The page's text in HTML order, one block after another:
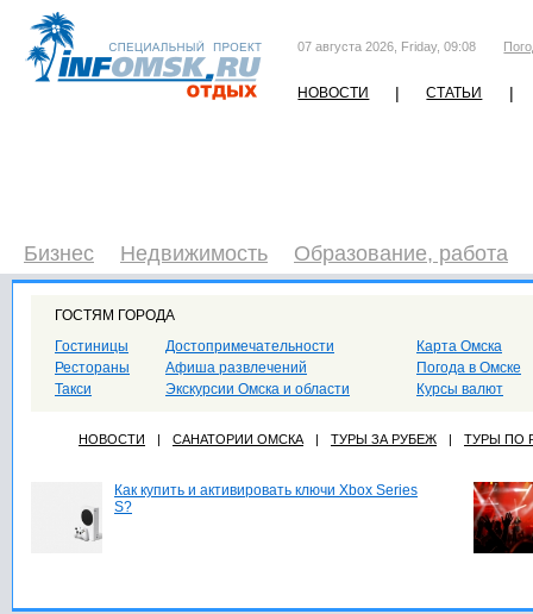
07 августа 2026, Friday, 09:08
НОВОСТИ | СТАТЬИ |
Бизнес Недвижимость Образование, работа
ГОСТЯМ ГОРОДА
Гостиницы
Рестораны
Такси
Достопримечательности
Афиша развлечений
Экскурсии Омска и области
Карта Омска
Погода в Омске
Курсы валют
НОВОСТИ | САНАТОРИИ ОМСКА | ТУРЫ ЗА РУБЕЖ | ТУРЫ ПО
Как купить и активировать ключи Xbox Series
S?